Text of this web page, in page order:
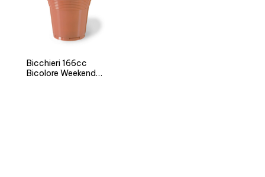
Bicchieri 166cc
Bicolore Weekend